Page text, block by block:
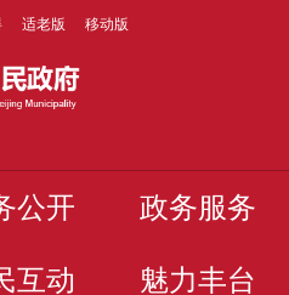
适老版 移动版
公开 政务服务
互动 魅力丰台